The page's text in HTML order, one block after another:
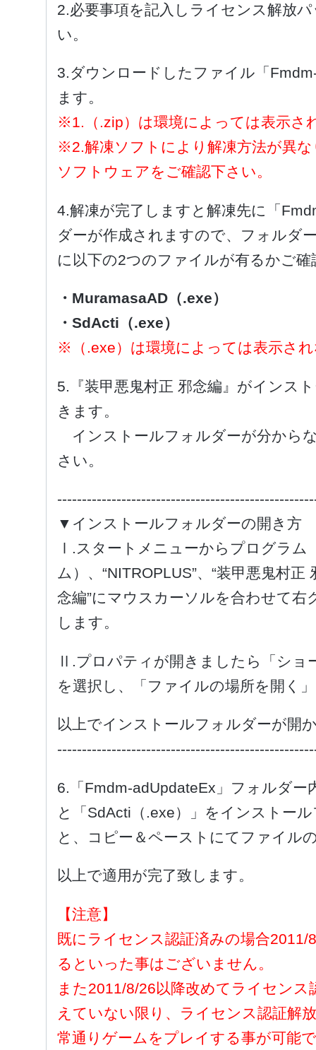
2.必要事項を記入しライセンス解放
い。
3.ダウンロードしたファイル「
ます。
※1.（.zip）は環境によっては表示さ
※2.解凍ソフトにより解凍方法が異
ソフトウェアをご確認下さい。
4.解凍が完了しますと解凍先に「
ダーが作成されますので、フォルダ
に以下の2つのファイルが有るかご確
・MuramasaAD（.exe）
・SdActi（.exe）
※（.exe）は環境によっては表示さ
5.『装甲悪鬼村正 邪念編』がインス
きます。
インストールフォルダーが分から
さい。
▼インストールフォルダーの開き方
Ⅰ.スタートメニューからプログラム
ム）、“NITROPLUS”、“装甲悪鬼村
念編”にマウスカーソルを合わせて
します。
Ⅱ.プロパティが開きましたら「ショ
を選択し、「ファイルの場所を開く
以上でインストールフォルダーが開
6.「Fmdm-adUpdateEx」フォルダー
と「SdActi（.exe）」をインストー
と、コピー＆ペーストにてファイル
以上で適用が完了致します。
【注意】
既にライセンス認証済みの場合
るといった事はございません。
また2011/8/26以降改めてライセンス
えていない限り、ライセンス認証解
常通りゲームをプレイする事が可能